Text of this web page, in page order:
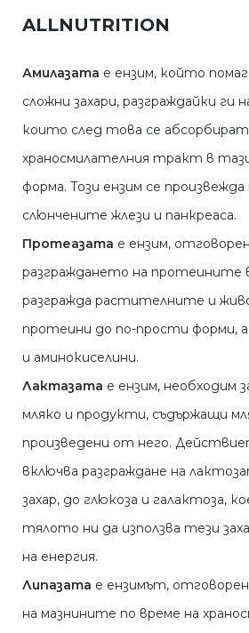
ALLNUTRITION
Амилазата е ензим, който
сложни захари, разграждайки ги
които след това се
храносмилателния тракт в
форма. Този ензим се
слюнчените жлези и панкреаса.
Протеазата е ензим,
разграждането на протеините
разгражда растителните и
протеини до по-прости форми,
и аминокиселини.
Лактазата е ензим, необходим
мляко и продукти, съдържащи
произведени от него.
включва разграждане на
захар, до глюкоза и галактоза,
тялото ни да използва тези
на енергия.
Липазата е ензимът,
на мазнините по време на